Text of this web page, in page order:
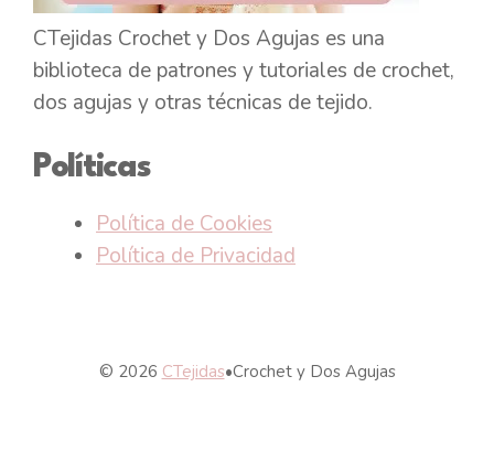
CTejidas Crochet y Dos Agujas es una
biblioteca de patrones y tutoriales de crochet,
dos agujas y otras técnicas de tejido.
Políticas
Política de Cookies
Política de Privacidad
© 2026 CTejidas•Crochet y Dos Agujas